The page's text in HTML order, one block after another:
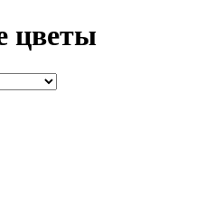
цветы